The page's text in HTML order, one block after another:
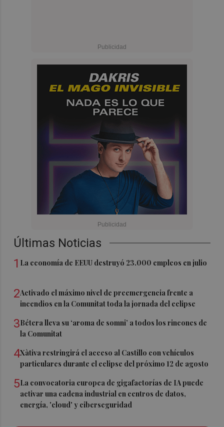
Últimas Noticias
1 La economía de EEUU destruyó 23.000 empleos en julio
2Activado el máximo nivel de preemergencia frente a
incendios en la Comunitat toda la jornada del eclipse
3Bétera lleva su ‘aroma de somni’ a todos los rincones de
la Comunitat
4Xàtiva restringirá el acceso al Castillo con vehículos
particulares durante el eclipse del próximo 12 de agosto
5La convocatoria europea de gigafactorías de IA puede
activar una cadena industrial en centros de datos,
energía, 'cloud' y ciberseguridad